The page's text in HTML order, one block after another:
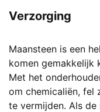
Verzorging
Maansteen is een
komen gemakkelijk
Met het
om chemicaliën, fel
te vermijden. Als